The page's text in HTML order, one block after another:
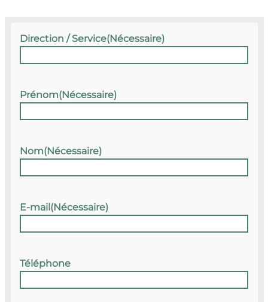
Direction / Service(Nécessaire)
Prénom(Nécessaire)
Nom(Nécessaire)
E-mail (Nécessaire)
Téléphone